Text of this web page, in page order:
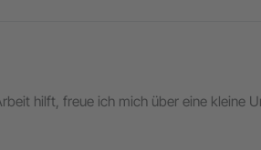
hilft, freue ich mich über eine kleine